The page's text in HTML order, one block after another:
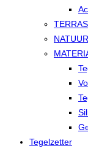
Tegelzetter